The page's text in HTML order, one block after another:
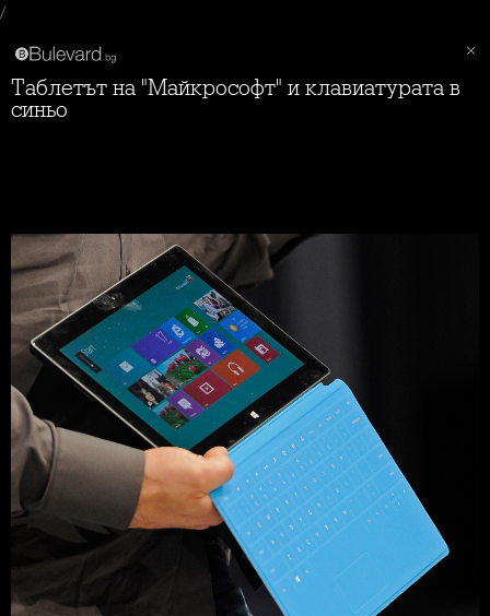
/
Таблетът на "Майкрософт" и клавиатурата в
синьо